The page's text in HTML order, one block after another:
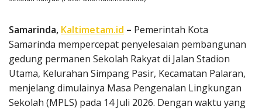
Samarinda, Kaltimetam.id – Pemerintah Kota
Samarinda mempercepat penyelesaian pembangunan
gedung permanen Sekolah Rakyat di Jalan Stadion
Utama, Kelurahan Simpang Pasir, Kecamatan Palaran,
menjelang dimulainya Masa Pengenalan Lingkungan
Sekolah (MPLS) pada 14 Juli 2026. Dengan waktu yang